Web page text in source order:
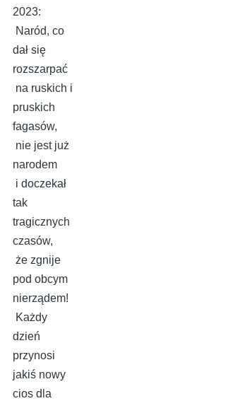
2023:
Naród, co
dał się
rozszarpać
na ruskich i
pruskich
fagasów,
nie jest już
narodem
i doczekał
tak
tragicznych
czasów,
że zgnije
pod obcym
nierządem!
Każdy
dzień
przynosi
jakiś nowy
cios dla